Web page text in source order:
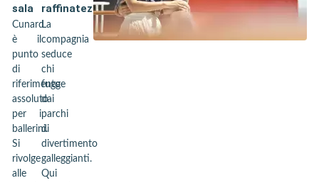
sala
Cunard
è il
punto
di
riferimento
assoluto
per i
ballerini.
Si
rivolge
alle
raffinatezza
La
compagnia
seduce
chi
fugge
dai
parchi
di
divertimento
galleggianti.
Qui